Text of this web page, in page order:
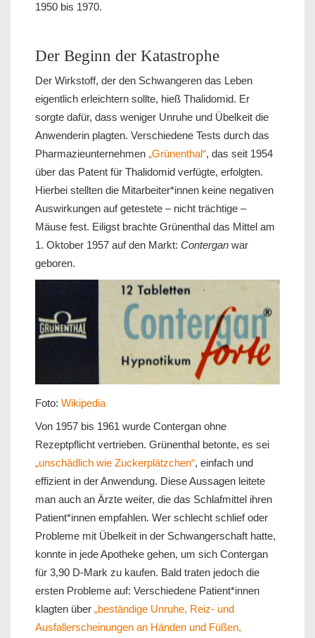
1950 bis 1970.
Der Beginn der Katastrophe
Der Wirkstoff, der den Schwangeren das Leben
eigentlich erleichtern sollte, hieß Thalidomid. Er
sorgte dafür, dass weniger Unruhe und Übelkeit die
Anwenderin plagten. Verschiedene Tests durch das
Pharmazieunternehmen „Grünenthal“, das seit 1954
über das Patent für Thalidomid verfügte, erfolgten.
Hierbei stellten die Mitarbeiter*innen keine negativen
Auswirkungen auf getestete – nicht trächtige –
Mäuse fest. Eiligst brachte Grünenthal das Mittel am
1. Oktober 1957 auf den Markt: Contergan war
geboren.
Foto: Wikipedia
Von 1957 bis 1961 wurde Contergan ohne
Rezeptpflicht vertrieben. Grünenthal betonte, es sei
„unschädlich wie Zuckerplätzchen“, einfach und
effizient in der Anwendung. Diese Aussagen leitete
man auch an Ärzte weiter, die das Schlafmittel ihren
Patient*innen empfahlen. Wer schlecht schlief oder
Probleme mit Übelkeit in der Schwangerschaft hatte,
konnte in jede Apotheke gehen, um sich Contergan
für 3,90 D-Mark zu kaufen. Bald traten jedoch die
ersten Probleme auf: Verschiedene Patient*innen
klagten über „beständige Unruhe, Reiz- und
Ausfallerscheinungen an Händen und Füßen,